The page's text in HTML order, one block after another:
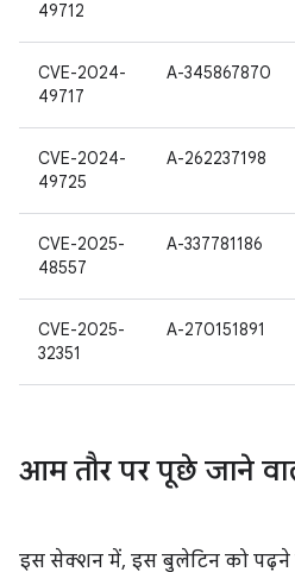
49712
CVE-2024-
49717
A-345867870
CVE-2024-
49725
A-262237198
CVE-2025-
48557
A-337781186
CVE-2025-
32351
A-270151891
आम तौर पर पूछे जाने
इस सेक्शन में, इस बुलेटिन को